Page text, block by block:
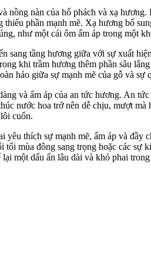
nàn của hổ phách và xạ
phần mạnh mẽ. Xạ hương bổ
như một cái ôm ấm áp trong một
tầng hương giữa với sự xuất
khi trầm hương thêm phần sâu
hảo giữa sự mạnh mẽ của gỗ và sự
và ấm áp của an tức hương. An
nước hoa trở nên dễ chịu, mượt
cuốn.
thích sự mạnh mẽ, ấm áp và đầy
mùa đông sang trọng hoặc các sự
một dấu ấn lâu dài và khó phai